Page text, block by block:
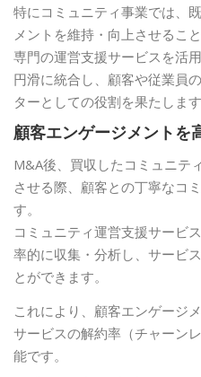
特にコミュニティ事業では、
メントを維持・向上させること
専門の運営支援サービスを活
円滑に統合し、顧客や従業員
ターとしての役割を果たします
顧客エンゲージメントを
M&A後、買収したコミュニテ
させる際、顧客との丁寧なコ
す。
コミュニティ運営支援サービ
率的に収集・分析し、サービ
とができます。
これにより、顧客エンゲージ
サービスの解約率（チャーン
能です。